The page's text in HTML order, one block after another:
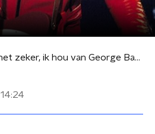
'Nu weet ik het zeker, ik hou van George Baker'
14:24